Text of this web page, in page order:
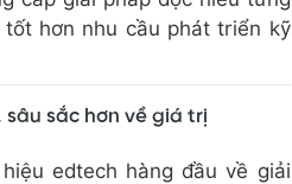
hơn nhu cầu phát triển kỹ
sâu sắc hơn về giá trị
edtech hàng đầu về giải